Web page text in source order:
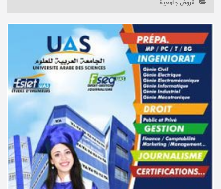
قروض جامعية